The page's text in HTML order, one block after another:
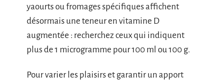
yaourts ou fromages spécifiques affichent
désormais une teneur en vitamine D
augmentée : recherchez ceux qui indiquent
plus de 1 microgramme pour 100 ml ou 100 g.
Pour varier les plaisirs et garantir un apport